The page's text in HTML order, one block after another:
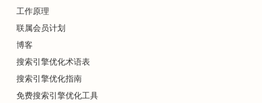
洗车店搜索引擎优化
清洁服务搜索引擎优化
脊医的搜索引擎优化
工作原理
联属会员计划
博客
搜索引擎优化术语表
搜索引擎优化指南
免费搜索引擎优化工具